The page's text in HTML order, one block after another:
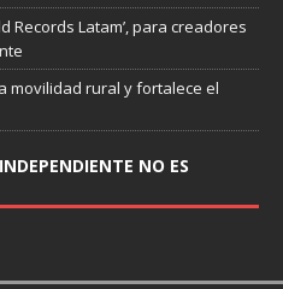
Records Latam’, para creadores
movilidad rural y fortalece el
NO ES